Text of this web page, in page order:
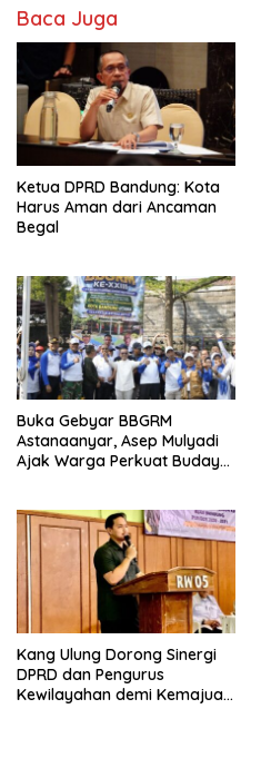
Baca Juga
Ketua DPRD Bandung: Kota
Harus Aman dari Ancaman
Begal
Buka Gebyar BBGRM
Astanaanyar, Asep Mulyadi
Ajak Warga Perkuat Budaya
Kang Ulung Dorong Sinergi
DPRD dan Pengurus
Kewilayahan demi Kemajuan